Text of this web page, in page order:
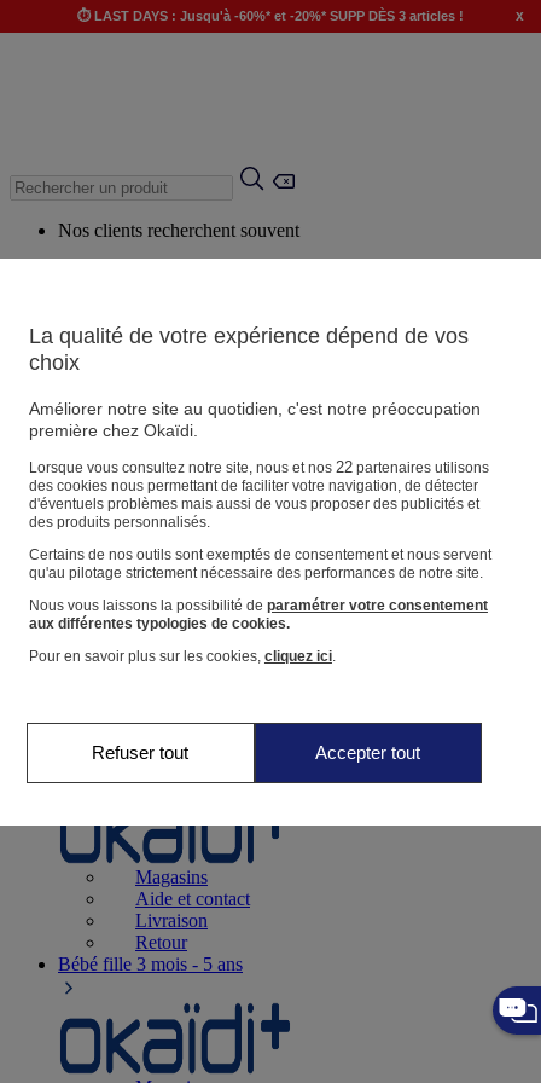
⏱️ LAST DAYS : Jusqu'à -60%* et -20%* SUPP DÈS 3 articles ! x
Nos clients recherchent souvent
Produits suggérés
Voir tous les produits
Magasin
Vos informations personnelles
Suivre une commande
Panier
Favoris
Naissance0-12 mois
Magasins
Aide et contact
Livraison
Retour
Bébé fille 3 mois - 5 ans
La qualité de votre expérience dépend de vos
choix
Améliorer notre site au quotidien, c'est notre préoccupation
première chez Okaïdi.
Lorsque vous consultez notre site, nous et nos 22partenaires utilisons
des cookies nous permettant de faciliter votre navigation, de détecter
d'éventuels problèmes mais aussi de vous proposer des publicités et
des produits personnalisés.
Certains de nos outils sont exemptés de consentement et nous servent
qu'au pilotage strictement nécessaire des performances de notre site.
Nous vous laissons la possibilité de paramétrer votre consentement
aux différentes typologies de cookies.
Pour en savoir plus sur les cookies, cliquez ici.
Refuser tout Accepter tout